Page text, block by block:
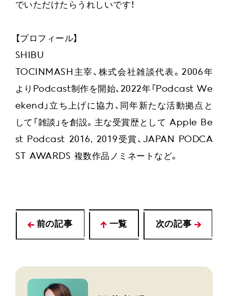
でいただけたらうれしいです！
【プロフィール】
SHIBU
TOCINMASH主宰、株式会社雑談代表。2006年
よりPodcast制作を開始、2022年「Podcast We
ekend」立ち上げに協力、同年新たな活動拠点と
して「雑談」を創設。主な受賞歴として Apple Be
st Podcast 2016, 2019受賞、JAPAN PODCA
ST AWARDS 複数作品ノミネートなど。
前の記事 一覧 次の記事